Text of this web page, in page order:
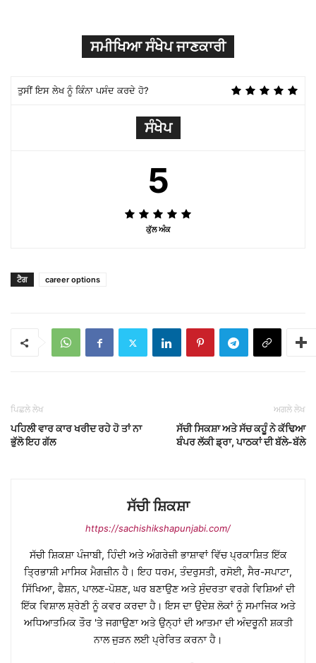
ਸਮੀਖਿਆ ਸੰਖੇਪ ਜਾਣਕਾਰੀ
ਤੁਸੀਂ ਇਸ ਲੇਖ ਨੂੰ ਕਿੰਨਾ ਪਸੰਦ ਕਰਦੇ ਹੋ?
ਸੰਖੇਪ
5
ਕੁੱਲ ਅੰਕ
ਟੈਗ career options
ਪਿਛਲੇ ਲੇਖ
ਪਹਿਲੀ ਵਾਰ ਕਾਰ ਖਰੀਦ ਰਹੇ ਹੋ ਤਾਂ ਨਾ
ਭੁੱਲੋ ਇਹ ਗੱਲ
ਅਗਲੇ ਲੇਖ
ਸੱਚੀ ਸਿਕਸ਼ਾ ਅਤੇ ਸੱਚ ਕਹੂੰ ਨੇ ਕੱਢਿਆ
ਬੰਪਰ ਲੱਕੀ ਡ੍ਰਾ, ਪਾਠਕਾਂ ਦੀ ਬੱਲੇ-ਬੱਲੇ
ਸੱਚੀ ਸ਼ਿਕਸ਼ਾ
https://sachishikshapunjabi.com/
ਸੱਚੀ ਸ਼ਿਕਸ਼ਾ ਪੰਜਾਬੀ, ਹਿੰਦੀ ਅਤੇ ਅੰਗਰੇਜ਼ੀ ਭਾਸ਼ਾਵਾਂ ਵਿੱਚ ਪ੍ਰਕਾਸ਼ਿਤ ਇੱਕ
ਤ੍ਰਿਭਾਸ਼ੀ ਮਾਸਿਕ ਮੈਗਜ਼ੀਨ ਹੈ। ਇਹ ਧਰਮ, ਤੰਦਰੁਸਤੀ, ਰਸੋਈ, ਸੈਰ-ਸਪਾਟਾ,
ਸਿੱਖਿਆ, ਫੈਸ਼ਨ, ਪਾਲਣ-ਪੋਸ਼ਣ, ਘਰ ਬਣਾਉਣ ਅਤੇ ਸੁੰਦਰਤਾ ਵਰਗੇ ਵਿਸ਼ਿਆਂ ਦੀ
ਇੱਕ ਵਿਸ਼ਾਲ ਸ਼੍ਰੇਣੀ ਨੂੰ ਕਵਰ ਕਰਦਾ ਹੈ। ਇਸ ਦਾ ਉਦੇਸ਼ ਲੋਕਾਂ ਨੂੰ ਸਮਾਜਿਕ ਅਤੇ
ਅਧਿਆਤਮਿਕ ਤੌਰ 'ਤੇ ਜਗਾਉਣਾ ਅਤੇ ਉਨ੍ਹਾਂ ਦੀ ਆਤਮਾ ਦੀ ਅੰਦਰੂਨੀ ਸ਼ਕਤੀ
ਨਾਲ ਜੁੜਨ ਲਈ ਪ੍ਰੇਰਿਤ ਕਰਨਾ ਹੈ।